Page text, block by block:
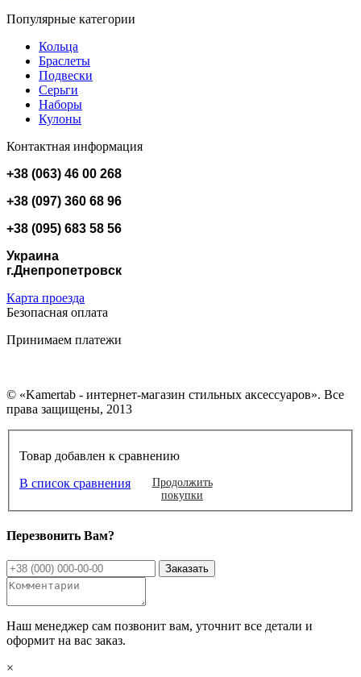
Популярные категории
Кольца
Браслеты
Подвески
Серьги
Наборы
Кулоны
Контактная информация
+38 (063) 46 00 268
+38 (097) 360 68 96
+38 (095) 683 58 56
Украина
г.Днепропетровск
Карта проезда
Безопасная оплата
Принимаем платежи
© «Kamertab - интернет-магазин стильных аксессуаров». Все
права защищены, 2013
Товар добавлен к сравнению
В список сравнения
Продолжить
покупки
Перезвонить Вам?
Наш менеджер сам позвонит вам, уточнит все детали и
оформит на вас заказ.
×